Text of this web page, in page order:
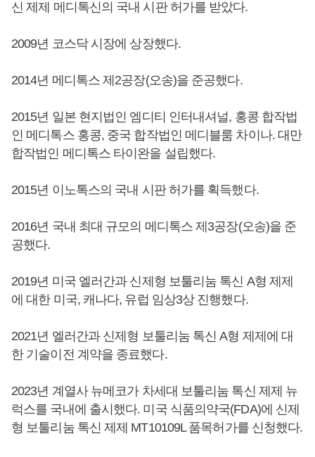
신 제제 메디톡신의 국내 시판 허가를 받았다.
2009년 코스닥 시장에 상장했다.
2014년 메디톡스 제2공장(오송)을 준공했다.
2015년 일본 현지법인 엠디티 인터내셔널, 홍콩 합작법
인 메디톡스 홍콩, 중국 합작법인 메디블룸 차이나. 대만
합작법인 메디톡스 타이완을 설립했다.
2015년 이노톡스의 국내 시판 허가를 획득했다.
2016년 국내 최대 규모의 메디톡스 제3공장(오송)을 준
공했다.
2019년 미국 엘러간과 신제형 보툴리눔 톡신 A형 제제
에 대한 미국, 캐나다, 유럽 임상3상 진행했다.
2021년 엘러간과 신제형 보툴리눔 톡신 A형 제제에 대
한 기술이전 계약을 종료했다.
2023년 계열사 뉴메코가 차세대 보툴리눔 톡신 제제 뉴
럭스를 국내에 출시했다. 미국 식품의약국(FDA)에 신제
형 보툴리눔 톡신 제제 MT10109L 품목허가를 신청했다.